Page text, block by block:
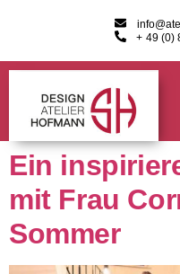
+ 49 (0)
Ein
mit Frau
Sommer